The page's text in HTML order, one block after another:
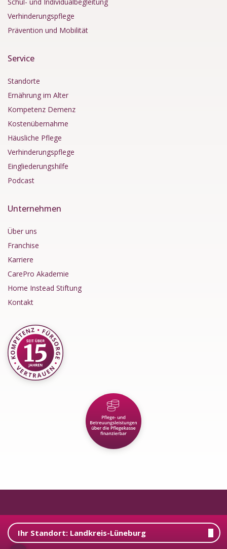
Ihr Standort: Landkreis-Lüneburg
Verhinderungspflege
Prävention und Mobilität
Service
Standorte
Ernährung im Alter
Kostenübernahme
Häusliche Pflege
Verhinderungspflege
Eingliederungshilfe
Podcast
Unternehmen
Über uns
Franchise
CarePro Akademie
Home Instead Stiftung
Kontakt